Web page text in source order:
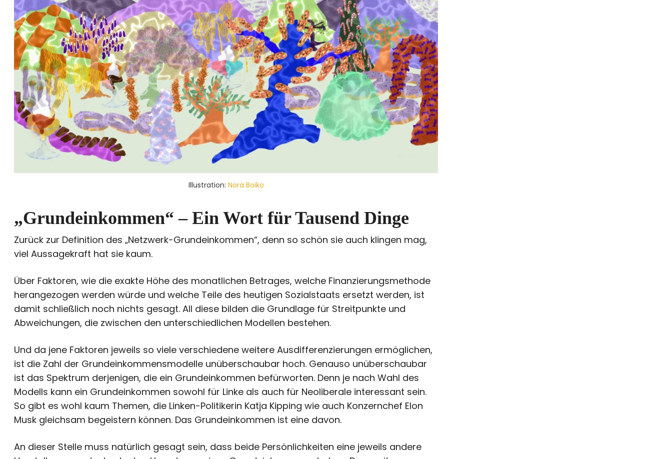
Illustration: Nora Boiko
„Grundeinkommen“ – Ein Wort für Tausend Dinge
Zurück zur Definition des „Netzwerk-Grundeinkommen“, denn so schön sie auch klingen mag,
viel Aussagekraft hat sie kaum.
Über Faktoren, wie die exakte Höhe des monatlichen Betrages, welche Finanzierungsmethode
herangezogen werden würde und welche Teile des heutigen Sozialstaats ersetzt werden, ist
damit schließlich noch nichts gesagt. All diese bilden die Grundlage für Streitpunkte und
Abweichungen, die zwischen den unterschiedlichen Modellen bestehen.
Und da jene Faktoren jeweils so viele verschiedene weitere Ausdifferenzierungen ermöglichen,
ist die Zahl der Grundeinkommensmodelle unüberschaubar hoch. Genauso unüberschaubar
ist das Spektrum derjenigen, die ein Grundeinkommen befürworten. Denn je nach Wahl des
Modells kann ein Grundeinkommen sowohl für Linke als auch für Neoliberale interessant sein.
So gibt es wohl kaum Themen, die Linken-Politikerin Katja Kipping wie auch Konzernchef Elon
Musk gleichsam begeistern können. Das Grundeinkommen ist eine davon.
An dieser Stelle muss natürlich gesagt sein, dass beide Persönlichkeiten eine jeweils andere